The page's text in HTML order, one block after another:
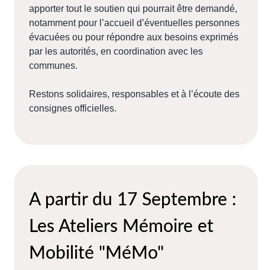
apporter tout le soutien qui pourrait être demandé,
notamment pour l’accueil d’éventuelles personnes
évacuées ou pour répondre aux besoins exprimés
par les autorités, en coordination avec les
communes.
Restons solidaires, responsables et à l’écoute des
consignes officielles.
A partir du 17 Septembre :
Les Ateliers Mémoire et
Mobilité "MéMo"